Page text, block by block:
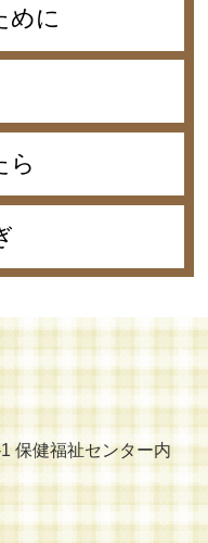
めに
ら
須烏山市 こども
保健福祉センター内